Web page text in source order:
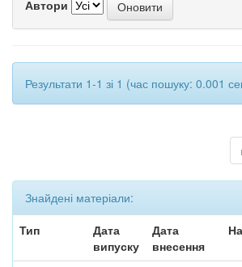
Автори
Результати 1-1 зі 1 (час пошуку: 0.001
Знайдені матеріали:
Тип
Дата
випуску
Дата
внесення